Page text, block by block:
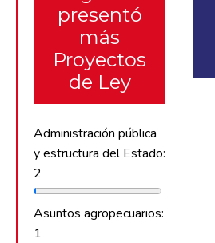
presentó
más
Proyectos
de Ley
Administración pública
y estructura del Estado:
2
Asuntos agropecuarios:
1